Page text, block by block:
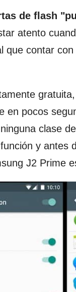
de flash
atento
que contar
en pocos
clase
y antes
J2 Prime